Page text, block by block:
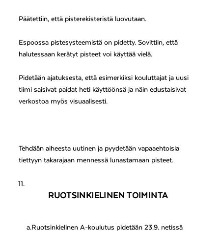
Päätettiin, että pisterekisteristä luovutaan.
Espoossa pistesysteemistä on pidetty. Sovittiin, että
halutessaan kerätyt pisteet voi käyttää vielä.
Pidetään ajatuksesta, että esimerkiksi kouluttajat ja uusi
tiimi saisivat paidat heti käyttöönsä ja näin edustaisivat
verkostoa myös visuaalisesti.
Tehdään aiheesta uutinen ja pyydetään vapaaehtoisia
tiettyyn takarajaan mennessä lunastamaan pisteet.
RUOTSINKIELINEN TOIMINTA
a.Ruotsinkielinen A-koulutus pidetään 23.9. netissä